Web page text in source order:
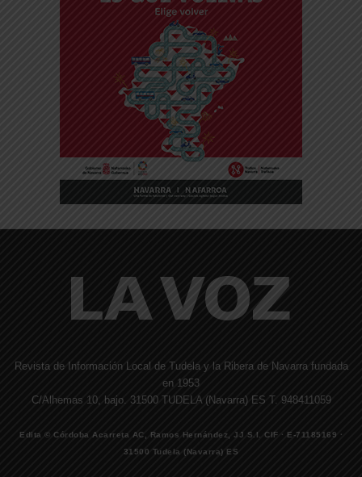
Revista de Información Local de Tudela y la Ribera de Navarra fundada
en 1953
C/Alhemas 10, bajo. 31500 TUDELA (Navarra) ES T. 948411059
Edita © Córdoba Acarreta AC, Ramos Hernández, JJ S.I. CIF · E-71185169 ·
31500 Tudela (Navarra) ES